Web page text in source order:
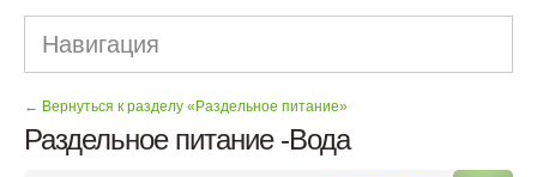
Навигация
← Вернуться к разделу «Раздельное питание»
Раздельное питание -Вода